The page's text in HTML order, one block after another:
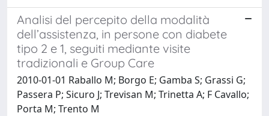
Analisi del percepito della modalità
dell’assistenza, in persone con diabete
tipo 2 e 1, seguiti mediante visite
tradizionali e Group Care
2010-01-01 Raballo M; Borgo E; Gamba S; Grassi G;
Passera P; Sicuro J; Trevisan M; Trinetta A; F Cavallo;
Porta M; Trento M